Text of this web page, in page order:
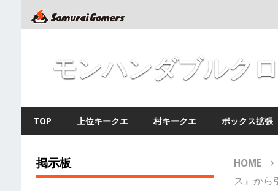
モンハンダブルク
TOP 上位キークエ 村キークエ ボックス拡張
HOME
ス』から
掲示板